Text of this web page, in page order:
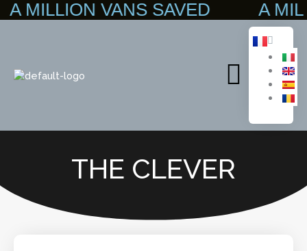
Aller
au
VANS SAVED A
Main
Menu
THE CLEVER